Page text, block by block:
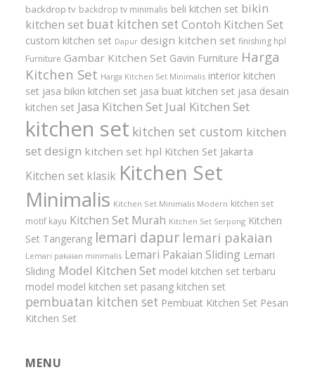
backdrop tv backdrop tv minimalis beli kitchen set bikin
kitchen set buat kitchen set Contoh Kitchen Set
custom kitchen set Dapur design kitchen set finishing hpl
Furniture Gambar Kitchen Set Gavin Furniture Harga
Kitchen Set Harga Kitchen Set Minimalis interior kitchen
set jasa bikin kitchen set jasa buat kitchen set jasa desain
kitchen set Jasa Kitchen Set Jual Kitchen Set
kitchen set kitchen set custom kitchen
set design kitchen set hpl Kitchen Set Jakarta
Kitchen set klasik Kitchen Set
Minimalis Kitchen Set Minimalis Modern kitchen set
motif kayu Kitchen Set Murah Kitchen Set Serpong Kitchen
Set Tangerang lemari dapur lemari pakaian
Lemari pakaian minimalis Lemari Pakaian Sliding Lemari
Sliding Model Kitchen Set model kitchen set terbaru
model model kitchen set pasang kitchen set
pembuatan kitchen set Pembuat Kitchen Set Pesan
Kitchen Set
MENU